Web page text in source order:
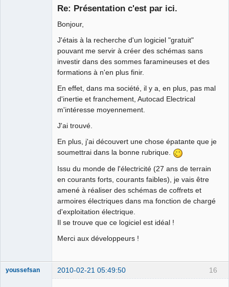
Re: Présentation c'est par ici.
Bonjour,
J'étais à la recherche d'un logiciel "gratuit"
pouvant me servir à créer des schémas sans
investir dans des sommes faramineuses et des
formations à n'en plus finir.
En effet, dans ma société, il y a, en plus, pas mal
d'inertie et franchement, Autocad Electrical
m'intéresse moyennement.
J'ai trouvé.
En plus, j'ai découvert une chose épatante que je
soumettrai dans la bonne rubrique.
Issu du monde de l'électricité (27 ans de terrain
en courants forts, courants faibles), je vais être
amené à réaliser des schémas de coffrets et
armoires électriques dans ma fonction de chargé
d'exploitation électrique.
Il se trouve que ce logiciel est idéal !
Merci aux développeurs !
16
youssefsan 2010-02-21 05:49:50